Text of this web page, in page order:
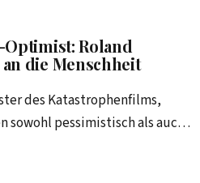
Roland
die Menschheit
des Katastrophenfilms,
sowohl pessimistisch als auch